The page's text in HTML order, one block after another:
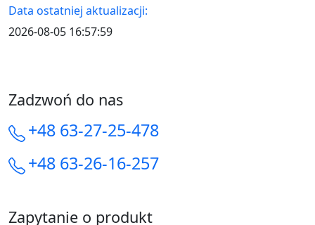
Data ostatniej aktualizacji:
2026-08-05 16:57:59
Zadzwoń do nas
+48 63-27-25-478
+48 63-26-16-257
Zapytanie o produkt